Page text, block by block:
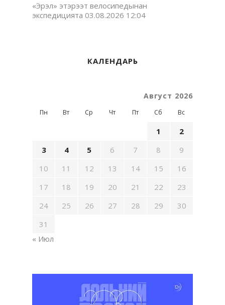
«Эрэл» этэрээт велосипедынан
экспедицията 03.08.2026 12:04
КАЛЕНДАРЬ
Август 2026
Пн Вт Ср Чт Пт Сб Вс
1
2
3
4 5 6 7 8
9
10
11 12 13 14 15
16
17
18 19 20 21 22
23
24
25 26 27 28 29
30
31
« Июл